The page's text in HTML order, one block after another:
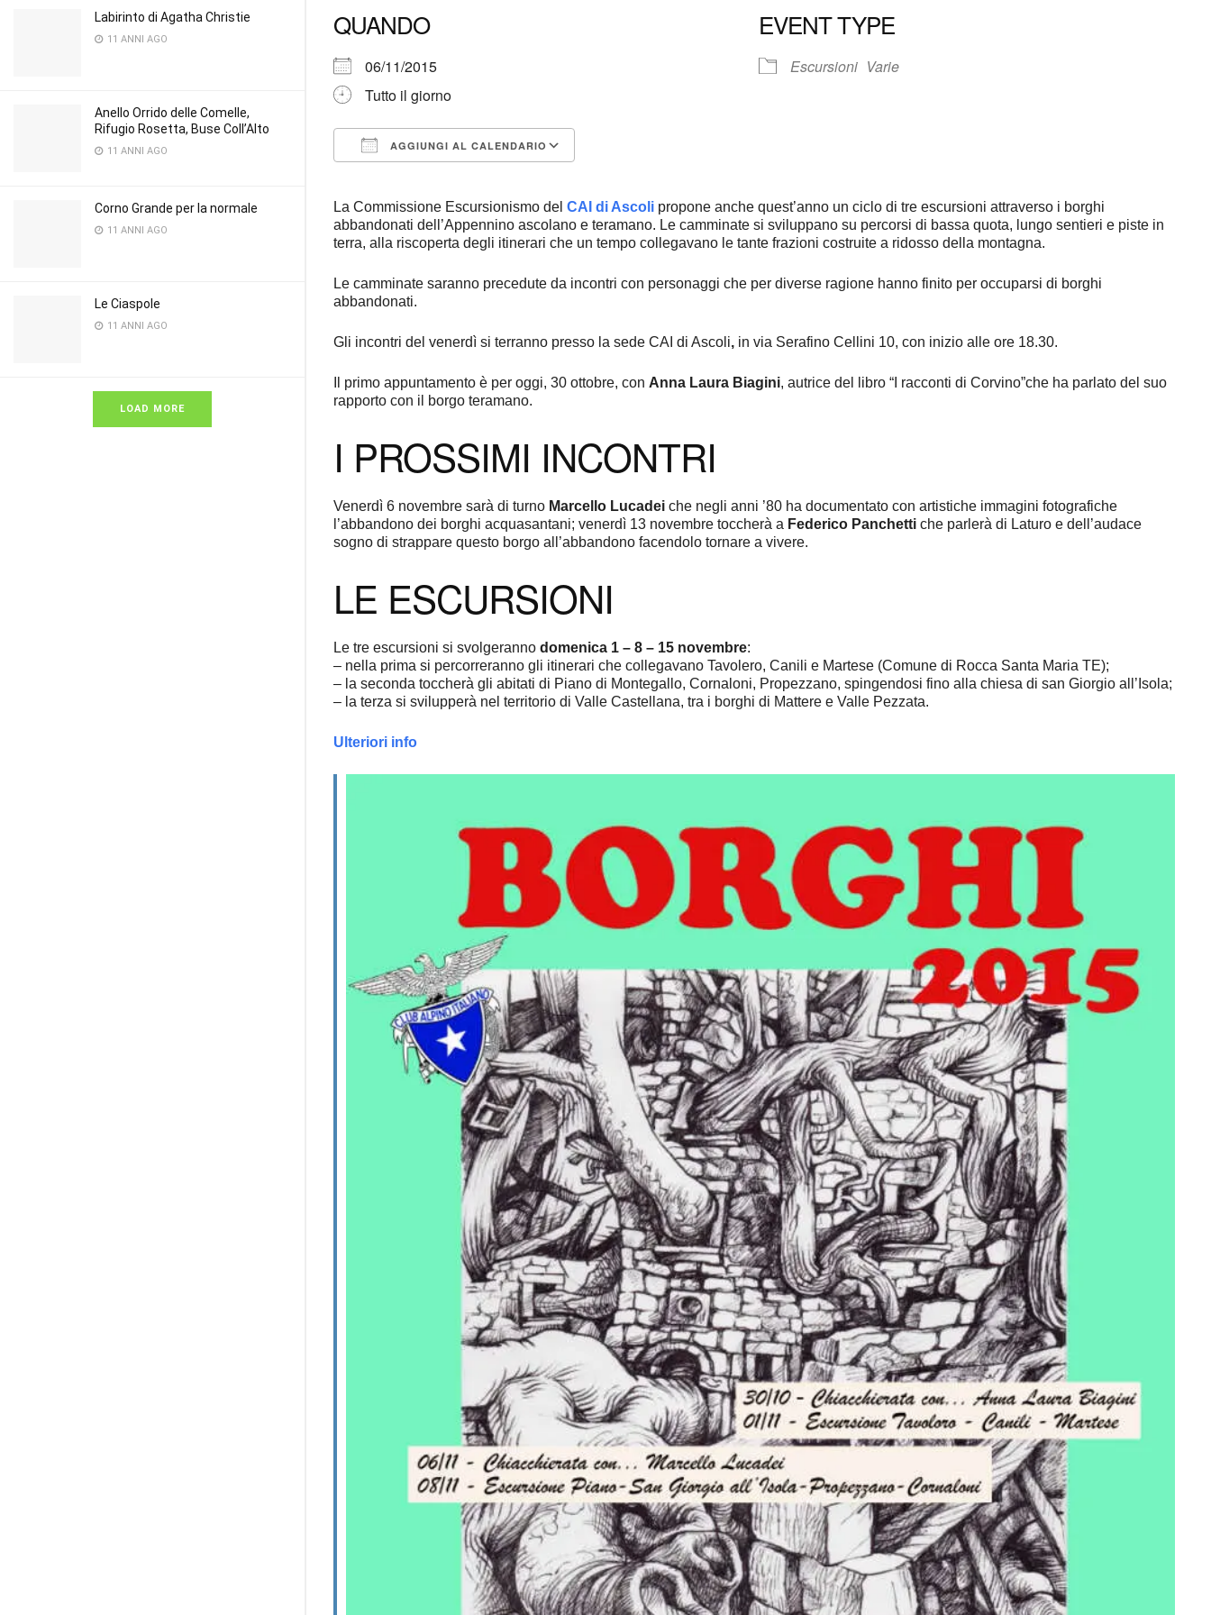
Labirinto di Agatha Christie
11 ANNI AGO
Anello Orrido delle Comelle,
Rifugio Rosetta, Buse Coll’Alto
11 ANNI AGO
Corno Grande per la normale
11 ANNI AGO
Le Ciaspole
11 ANNI AGO
LOAD MORE
QUANDO
06/11/2015
Tutto il giorno
AGGIUNGI AL CALENDARIO
EVENT TYPE
Escursioni Varie
La Commissione Escursionismo del CAI di Ascoli propone anche quest’anno un ciclo di tre escursioni attraverso i borghi
abbandonati dell’Appennino ascolano e teramano. Le camminate si sviluppano su percorsi di bassa quota, lungo sentieri e piste in
terra, alla riscoperta degli itinerari che un tempo collegavano le tante frazioni costruite a ridosso della montagna.
Le camminate saranno precedute da incontri con personaggi che per diverse ragione hanno finito per occuparsi di borghi
abbandonati.
Gli incontri del venerdì si terranno presso la sede CAI di Ascoli, in via Serafino Cellini 10, con inizio alle ore 18.30.
Il primo appuntamento è per oggi, 30 ottobre, con Anna Laura Biagini, autrice del libro “I racconti di Corvino”che ha parlato del suo
rapporto con il borgo teramano.
I PROSSIMI INCONTRI
Venerdì 6 novembre sarà di turno Marcello Lucadei che negli anni ’80 ha documentato con artistiche immagini fotografiche
l’abbandono dei borghi acquasantani; venerdì 13 novembre toccherà a Federico Panchetti che parlerà di Laturo e dell’audace
sogno di strappare questo borgo all’abbandono facendolo tornare a vivere.
LE ESCURSIONI
Le tre escursioni si svolgeranno domenica 1 – 8 – 15 novembre:
– nella prima si percorreranno gli itinerari che collegavano Tavolero, Canili e Martese (Comune di Rocca Santa Maria TE);
– la seconda toccherà gli abitati di Piano di Montegallo, Cornaloni, Propezzano, spingendosi fino alla chiesa di san Giorgio all’Isola;
– la terza si svilupperà nel territorio di Valle Castellana, tra i borghi di Mattere e Valle Pezzata.
Ulteriori info